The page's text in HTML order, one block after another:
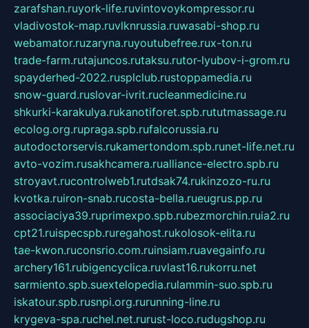
zarafshan.ruyork-life.ruvintovoykompressor.ru
vladivostok-map.ruvlknrussia.ruwasabi-shop.ru
webamator.ruzaryna.ruyoutubefree.rux-ton.ru
trade-farm.rutajuncos.rutaksu.rutor-lyubov-i-grom.ru
spayderhed-2022.rusplclub.rustoppamedia.ru
snow-guard.ruslovar-ivrit.rucleanmedicine.ru
shkurki-karakulya.rukanotiforet.spb.rututmassage.ru
ecolog.org.rupraga.spb.rufalcorussia.ru
autodoctorservis.rukamertondom.spb.runet-life.net.ru
avto-vozim.rusakhcamera.rualliance-electro.spb.ru
stroyavt.rucontrolweb1.rutdsak74.rukinzozo-ru.ru
kvotka.ruiron-snab.rucosta-bella.rueugrus.pp.ru
associaciya39.ruprimexpo.spb.rubezmorchin.ruia2.ru
cpt21.ruispecspb.ruregahost.rukolosok-elita.ru
tae-kwon.ruconsrio.com.ruinsiam.ruavegainfo.ru
archery161.rubigencyclica.ruvlast16.rukorru.net
sarmiento.spb.suextelopedia.rulammin-suo.spb.ru
iskatour.spb.rusnpi.org.rurunning-line.ru
krygeva-spa.ruchel.net.rurust-loco.rudugshop.ru